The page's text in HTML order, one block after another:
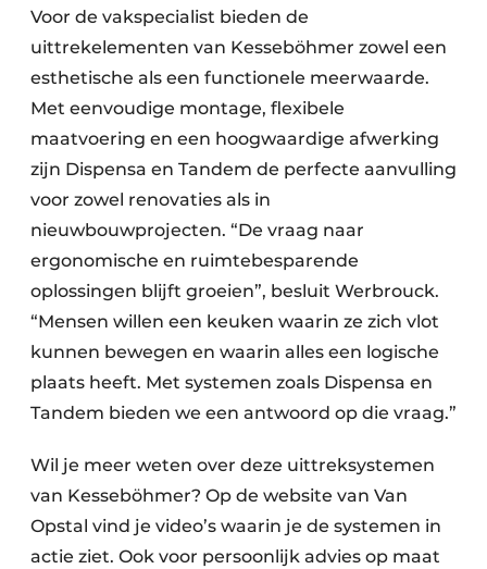
Voor de vakspecialist bieden de
uittrekelementen van Kesseböhmer zowel een
esthetische als een functionele meerwaarde.
Met eenvoudige montage, flexibele
maatvoering en een hoogwaardige afwerking
zijn Dispensa en Tandem de perfecte aanvulling
voor zowel renovaties als in
nieuwbouwprojecten. “De vraag naar
ergonomische en ruimtebesparende
oplossingen blijft groeien”, besluit Werbrouck.
“Mensen willen een keuken waarin ze zich vlot
kunnen bewegen en waarin alles een logische
plaats heeft. Met systemen zoals Dispensa en
Tandem bieden we een antwoord op die vraag.”
Wil je meer weten over deze uittreksystemen
van Kesseböhmer? Op de website van Van
Opstal vind je video’s waarin je de systemen in
actie ziet. Ook voor persoonlijk advies op maat